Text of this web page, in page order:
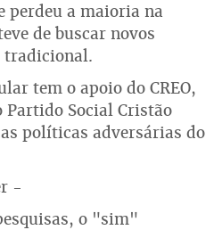
perdeu a maioria na
de buscar novos
tradicional.
tem o apoio do CREO,
Partido Social Cristão
políticas adversárias do
-
o "sim"